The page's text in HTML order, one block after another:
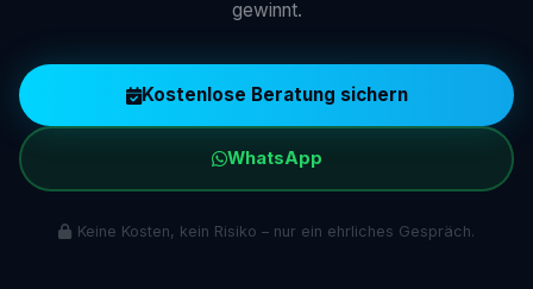
gewinnt.
Kostenlose Beratung sichern
WhatsApp
Keine Kosten, kein Risiko – nur ein ehrliches Gespräch.